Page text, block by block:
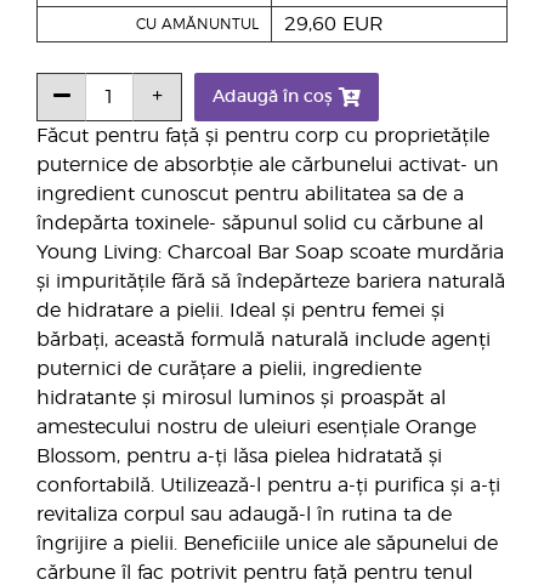
Făcut pentru față și pentru corp cu proprietățile
puternice de absorbție ale cărbunelui activat- un
ingredient cunoscut pentru abilitatea sa de a
îndepărta toxinele- săpunul solid cu cărbune al
Young Living: Charcoal Bar Soap scoate murdăria
și impuritățile fără să îndepărteze bariera naturală
de hidratare a pielii. Ideal și pentru femei și
bărbați, această formulă naturală include agenți
puternici de curățare a pielii, ingrediente
hidratante și mirosul luminos și proaspăt al
amestecului nostru de uleiuri esențiale Orange
Blossom, pentru a-ți lăsa pielea hidratată și
confortabilă. Utilizează-l pentru a-ți purifica și a-ți
revitaliza corpul sau adaugă-l în rutina ta de
îngrijire a pielii. Beneficiile unice ale săpunelui de
cărbune îl fac potrivit pentru față pentru tenul
CU AMĂNUNTUL 29,60 EUR
Adaugă în coș